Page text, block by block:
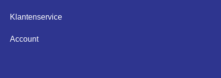
Klantenservice
Account